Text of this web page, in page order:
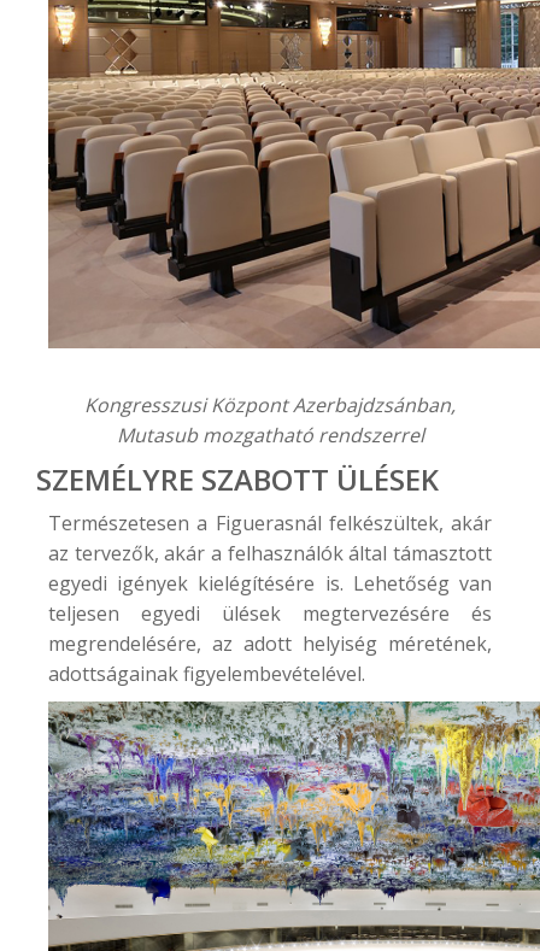
Kongresszusi Központ Azerbajdzsánban,
Mutasub mozgatható rendszerrel
SZEMÉLYRE SZABOTT ÜLÉSEK
Természetesen a Figuerasnál felkészültek, akár
az tervezők, akár a felhasználók által támasztott
egyedi igények kielégítésére is. Lehetőség van
teljesen egyedi ülések megtervezésére és
megrendelésére, az adott helyiség méretének,
adottságainak figyelembevételével.